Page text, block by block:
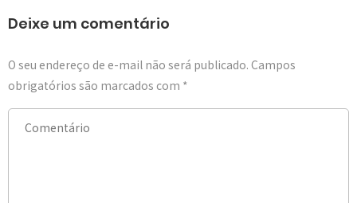
Deixe um comentário
O seu endereço de e-mail não será publicado. Campos
obrigatórios são marcados com *